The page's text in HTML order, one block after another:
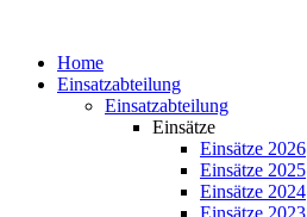
Home
Einsatzabteilung
Einsatzabteilung
Einsätze
Einsätze 2026
Einsätze 2025
Einsätze 2024
Einsätze 2023